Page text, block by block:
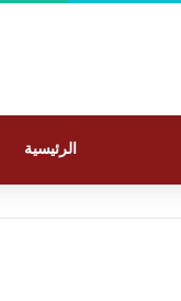
الرئيسية